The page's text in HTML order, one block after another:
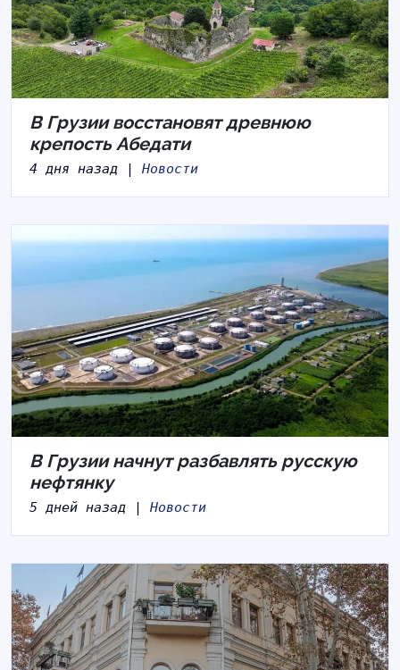
В Грузии восстановят древнюю
крепость Абедати
4 дня назад | Новости
В Грузии начнут разбавлять русскую
нефтянку
5 дней назад | Новости